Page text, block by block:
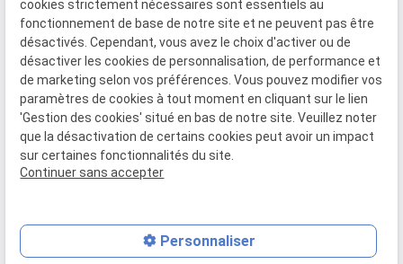
De 9h00 à 12h30 et de 13h30 à 18h00
Le Lundi sur rendez-vous.
Mentions
légales
Politique de
confidentialité
Gestion
des
cookies
Plan du
site
Siret :77556328100028
cookies strictement nécessaires sont essentiels au
fonctionnement de base de notre site et ne peuvent pas être
désactivés. Cependant, vous avez le choix d'activer ou de
désactiver les cookies de personnalisation, de performance et
de marketing selon vos préférences. Vous pouvez modifier vos
paramètres de cookies à tout moment en cliquant sur le lien
'Gestion des cookies' situé en bas de notre site. Veuillez noter
que la désactivation de certains cookies peut avoir un impact
sur certaines fonctionnalités du site.
Continuer sans accepter
Personnaliser